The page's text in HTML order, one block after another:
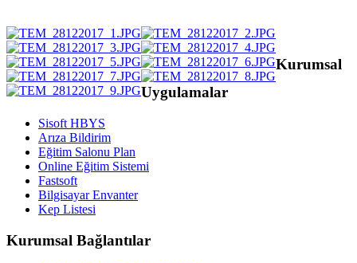
Kurumsal
Uygulamalar
Sisoft HBYS
Arıza Bildirim
Eğitim Salonu Plan
Online Eğitim Sistemi
Fastsoft
Bilgisayar Envanter
Kep Listesi
Kurumsal Bağlantılar